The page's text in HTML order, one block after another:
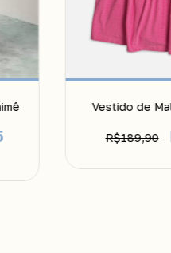
Vestido de
R$189,90